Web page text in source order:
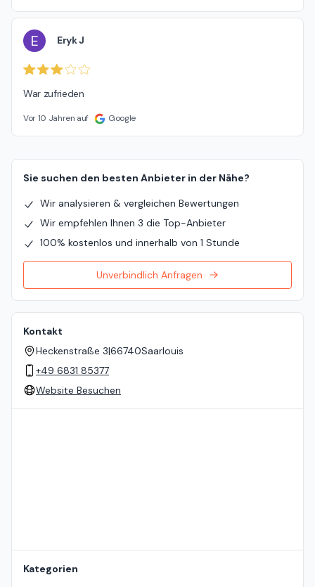
E Eryk J
War zufrieden
Vor 10 Jahren auf Google
Sie suchen den besten Anbieter in der Nähe?
Wir analysieren & vergleichen Bewertungen
Wir empfehlen Ihnen 3 die Top-Anbieter
100% kostenlos und innerhalb von 1 Stunde
Unverbindlich Anfragen
Kontakt
Heckenstraße 3|66740Saarlouis
+49 6831 85377
Website Besuchen
Kategorien